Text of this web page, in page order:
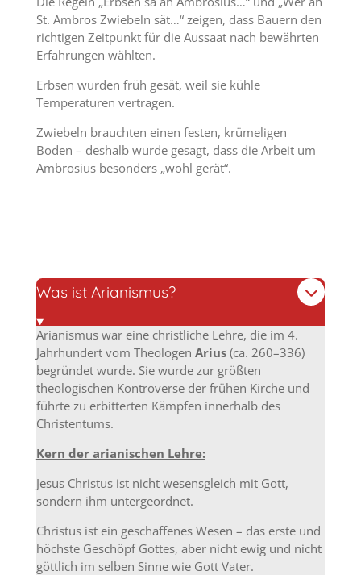
St. Ambros Zwiebeln sät…“ zeigen, dass Bauern den
richtigen Zeitpunkt für die Aussaat nach bewährten
Erfahrungen wählten.
Erbsen wurden früh gesät, weil sie kühle
Temperaturen vertragen.
Zwiebeln brauchten einen festen, krümeligen
Boden – deshalb wurde gesagt, dass die Arbeit um
Ambrosius besonders „wohl gerät“.
Was ist Arianismus?
Arianismus war eine christliche Lehre, die im 4.
Jahrhundert vom Theologen Arius(ca. 260–336)
begründet wurde. Sie wurde zur größten
theologischen Kontroverse der frühen Kirche und
führte zu erbitterten Kämpfen innerhalb des
Christentums.
Kern der arianischen Lehre:
Jesus Christus ist nicht wesensgleich mit Gott,
sondern ihm untergeordnet.
Christus ist ein geschaffenes Wesen – das erste und
höchste Geschöpf Gottes, aber nicht ewig und nicht
göttlich im selben Sinne wie Gott Vater.